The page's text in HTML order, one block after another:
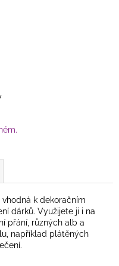
vhodná k dekoračním
dárků. Využijete ji i na
přání, různých alb a
například plátěných